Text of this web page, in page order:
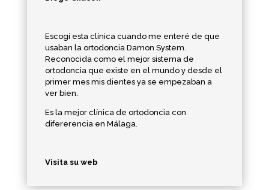
Escogí esta clínica cuando me enteré de que
usaban la ortodoncia Damon System.
Reconocida como el mejor sistema de
ortodoncia que existe en el mundo y desde el
primer mes mis dientes ya se empezaban a
ver bien.
Es la mejor clínica de ortodoncia con
difererencia en Málaga.
Visita su web